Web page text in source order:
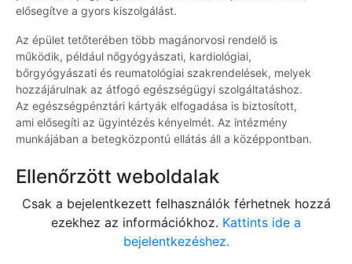
elősegítve a gyors kiszolgálást.
Az épület tetőterében több magánorvosi rendelő is
működik, például nőgyógyászati, kardiológiai,
bőrgyógyászati és reumatológiai szakrendelések, melyek
hozzájárulnak az átfogó egészségügyi szolgáltatáshoz.
Az egészségpénztári kártyák elfogadása is biztosított,
ami elősegíti az ügyintézés kényelmét. Az intézmény
munkájában a betegközpontú ellátás áll a középpontban.
Ellenőrzött weboldalak
Csak a bejelentkezett felhasználók férhetnek hozzá
ezekhez az információkhoz. Kattints ide a
bejelentkezéshez.